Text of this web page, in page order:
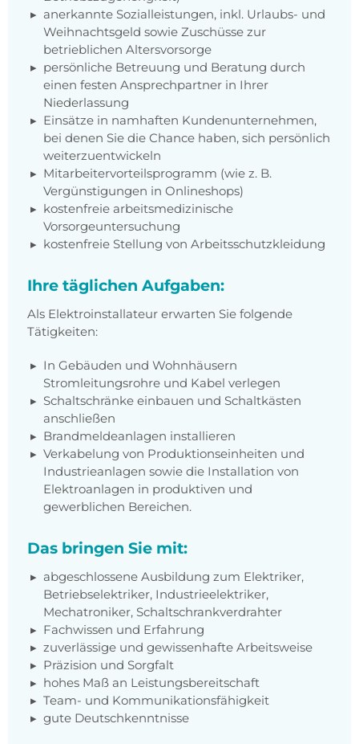
anerkannte Sozialleistungen, inkl. Urlaubs- und
Weihnachtsgeld sowie Zuschüsse zur
betrieblichen Altersvorsorge
persönliche Betreuung und Beratung durch
einen festen Ansprechpartner in Ihrer
Niederlassung
Einsätze in namhaften Kundenunternehmen,
bei denen Sie die Chance haben, sich persönlich
weiterzuentwickeln
Mitarbeitervorteilsprogramm (wie z. B.
Vergünstigungen in Onlineshops)
kostenfreie arbeitsmedizinische
Vorsorgeuntersuchung
kostenfreie Stellung von Arbeitsschutzkleidung
Ihre täglichen Aufgaben:
Als Elektroinstallateur erwarten Sie folgende
Tätigkeiten:
In Gebäuden und Wohnhäusern
Stromleitungsrohre und Kabel verlegen
Schaltschränke einbauen und Schaltkästen
anschließen
Brandmeldeanlagen installieren
Verkabelung von Produktionseinheiten und
Industrieanlagen sowie die Installation von
Elektroanlagen in produktiven und
gewerblichen Bereichen.
Das bringen Sie mit:
abgeschlossene Ausbildung zum Elektriker,
Betriebselektriker, Industrieelektriker,
Mechatroniker, Schaltschrankverdrahter
Fachwissen und Erfahrung
zuverlässige und gewissenhafte Arbeitsweise
Präzision und Sorgfalt
hohes Maß an Leistungsbereitschaft
Team- und Kommunikationsfähigkeit
gute Deutschkenntnisse